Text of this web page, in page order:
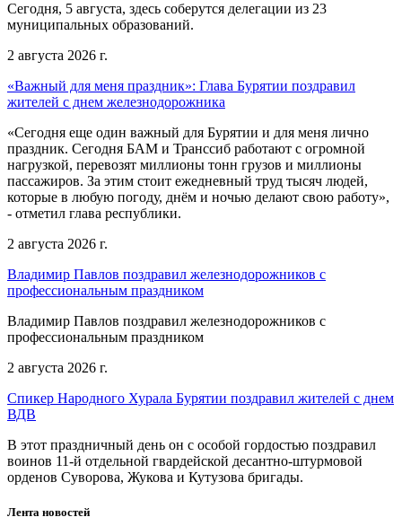
Сегодня, 5 августа, здесь соберутся делегации из 23
муниципальных образований.
2 августа 2026 г.
«Важный для меня праздник»: Глава Бурятии поздравил
жителей с днем железнодорожника
«Сегодня еще один важный для Бурятии и для меня лично
праздник. Сегодня БАМ и Транссиб работают с огромной
нагрузкой, перевозят миллионы тонн грузов и миллионы
пассажиров. За этим стоит ежедневный труд тысяч людей,
которые в любую погоду, днём и ночью делают свою работу»,
- отметил глава республики.
2 августа 2026 г.
Владимир Павлов поздравил железнодорожников с
профессиональным праздником
Владимир Павлов поздравил железнодорожников с
профессиональным праздником
2 августа 2026 г.
Спикер Народного Хурала Бурятии поздравил жителей с днем
ВДВ
В этот праздничный день он с особой гордостью поздравил
воинов 11-й отдельной гвардейской десантно-штурмовой
орденов Суворова, Жукова и Кутузова бригады.
Лента новостей